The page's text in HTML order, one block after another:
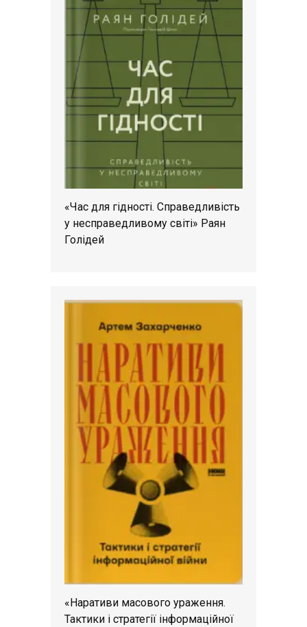
«Час для гідності. Справедливість
у несправедливому світі» Раян
Голідей
«Наративи масового ураження.
Тактики і стратегії інформаційної